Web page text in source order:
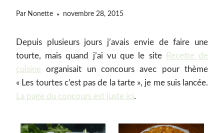
Par Nonette novembre 28, 2015
Depuis plusieurs jours j’avais envie de faire une
tourte, mais quand j’ai vu que le site
Recette de
cuisine organisait un concours avec pour thème
« Les tourtes c’est pas de la tarte », je me suis lancée.
La page du concours est juste ici.